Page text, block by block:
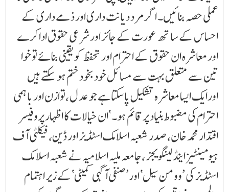
عملی حصہ بنائیں۔ اگر مرد دیانت داری اور ذمے داری کے
احساس کے سا تھ عورت کے جائز اور شرعی حقوق ادا کرے
اور معاشرہ ان حقوق کے احترام اور تحفظ کو یقینی بنائے تو خوا
تین سے متعلق بہت سے مسائل خود بخود ختم ہو سکتے ہیں
اورایک ایسا معاشرہ تشکیل پاسکتا ہے جو عد ل ،توازن اور باہمی
احترام کی مضبوط بنیاد پر قائم ہو۔ ‘ان خیالات کا اظہار پروفیسر
اقتدار محمد خان، صدر شعبہ اسلامک اسٹڈیز اور ڈین،فیکلٹی آف
ہیومینٹیز اینڈ لینگویجز ،جامعہ ملیہ اسلامیہ نے شعبہ اسلا مک
اسٹڈیز کی ’وومن سیل‘ اور’ صنفی آگہی کمیٹی‘کے زیر اہتمام